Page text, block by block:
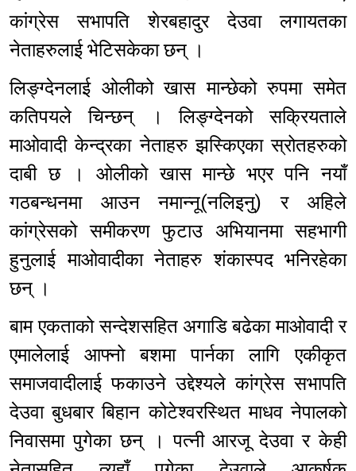
कांग्रेस सभापति शेरबहादुर देउवा लगायतका
नेताहरुलाई भेटिसकेका छन् ।
लिङ्ग्देनलाई ओलीको खास मान्छेको रुपमा समेत
कतिपयले चिन्छन् । लिङ्ग्देनको सक्रियताले
माओवादी केन्द्रका नेताहरु झस्किएका स्रोतहरुको
दाबी छ । ओलीको खास मान्छे भएर पनि नयाँ
गठबन्धनमा आउन नमान्नू(नलिइनु) र अहिले
कांग्रेसको समीकरण फुटाउ अभियानमा सहभागी
हुनुलाई माओवादीका नेताहरु शंकास्पद भनिरहेका
छन् ।
बाम एकताको सन्देशसहित अगाडि बढेका माओवादी र
एमालेलाई आफ्नो बशमा पार्नका लागि एकीकृत
समाजवादीलाई फकाउने उद्देश्यले कांग्रेस सभापति
देउवा बुधबार बिहान कोटेश्वरस्थित माधव नेपालको
निवासमा पुगेका छन् । पत्नी आरजू देउवा र केही